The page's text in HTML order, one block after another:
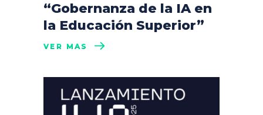
“Gobernanza de la IA en
la Educación Superior”
VER MÁS